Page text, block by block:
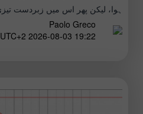
ہوا، لیکن پھر اس میں زبردست
Paolo Greco
19:22 2026-08-03 UTC+2